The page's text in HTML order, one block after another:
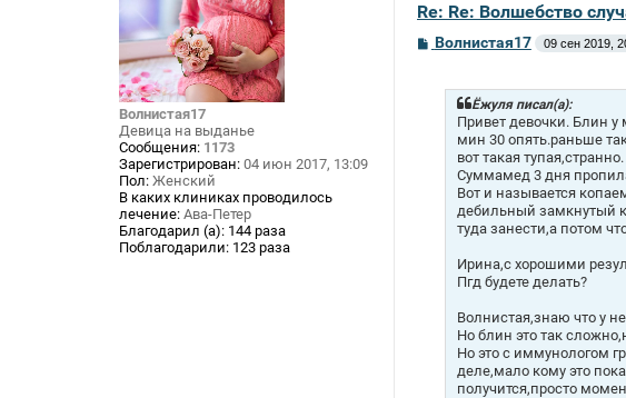
Волнистая17
Девица на выданье
Сообщения: 1173
Зарегистрирован: 04 июн 2017, 13:09
Пол: Женский
В каких клиниках проводилось
лечение: Ава-Петер
Благодарил (а): 144 раза
Поблагодарили: 123 раза
Re: Re: Волшебство
СВолнистая17 09 сен 2019,
Ёжуля писал(а):
Привет девочки. Блин у
мин 30 опять.раньше
вот такая
Суммамед 3 дня
Вот и называется
дебильный замкнутый
туда занести,а потом
Ирина,с хорошими
Пгд будете делать?
Волнистая,знаю что у
Но блин это так
Но это с иммунологом
деле,мало кому это
получится,просто